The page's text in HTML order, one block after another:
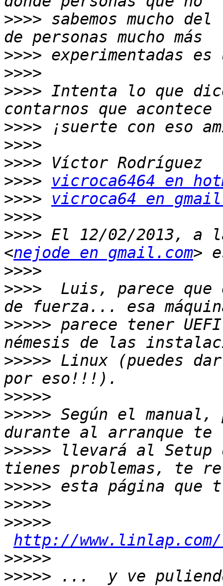
>>>> sabemos mucho
>>>>
>>>>
>>>> Intenta lo que
>>>>
>>>>
>>>>
>>>>
vicroca6464 en
>>>>
vicroca64 en
>>>>
>>>> El 12/02/2013, a
<nejode en gmail.com
>>>>
>>>>
Luis, parece que
>>>>> parece tener
>>>>> Linux (puedes
>>>>>
>>>>> Según el
>>>>> llevará al Setup
>>>>>
>>>>>
>>>>>
http://
>>>>>
>>>>> ...  y ve